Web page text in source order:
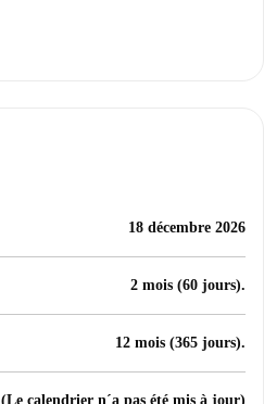
18 décembre 2026
2 mois (60 jours).
12 mois (365 jours).
(Le calendrier n´a pas été mis à jour)